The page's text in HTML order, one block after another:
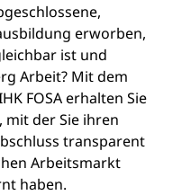
erworben,
ist und
Arbeit? Mit dem
FOSA erhalten Sie
mit der Sie ihren
transparent
Arbeitsmarkt
haben.